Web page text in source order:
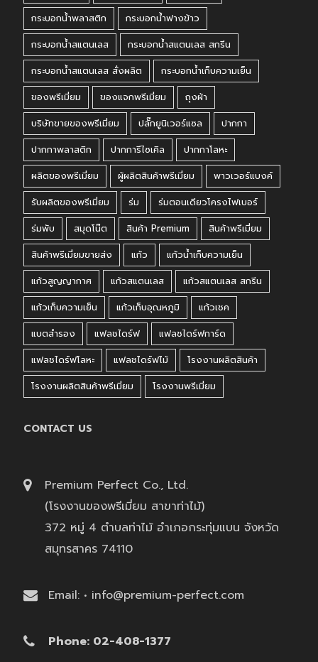
กระบอกน้ำพลาสติก
กระบอกน้ำฟางข้าว
กระบอกน้ำสแตนเลส
กระบอกน้ำสแตนเลส สกรีน
กระบอกน้ำสแตนเลส สั่งผลิต
กระบอกน้ำเก็บความเย็น
ของพรีเมี่ยม
ของแจกพรีเมี่ยม
ถุงผ้า
บริษัทขายของพรีเมี่ยม
ปลั๊กยูนิเวอร์แซล
ปากกา
ปากกาพลาสติก
ปากการีไซเคิล
ปากกาโลหะ
ผลิตของพรีเมี่ยม
ผู้ผลิตสินค้าพรีเมี่ยม
พาวเวอร์แบงค์
รับผลิตของพรีเมี่ยม
ร่ม
ร่มตอนเดียวโครงไฟเบอร์
ร่มพับ
สมุดโน๊ต สินค้า Premium
สินค้าพรีเมี่ยม
สินค้าพรีเมี่ยมขายส่ง
แก้ว
แก้วน้ำเก็บความเย็น
แก้วสูญญากาศ
แก้วสแตนเลส
แก้วสแตนเลส สกรีน
แก้วเก็บความเย็น
แก้วเก็บอุณหภูมิ
แก้วเชค
แบตสำรอง
แฟลชไดร์ฟ
แฟลชไดร์ฟการ์ด
แฟลชไดร์ฟโลหะ
แฟลชไดร์ฟไม้
โรงงานผลิตสินค้า
โรงงานผลิตสินค้าพรีเมี่ยม
โรงงานพรีเมี่ยม
CONTACT US
Premium Perfect Co., Ltd.
(โรงงานของพรีเมี่ยม สาขาท่าไม้)
372 หมู่ 4 ตำบลท่าไม้ อำเภอกระทุ่มแบน จังหวัด
สมุทรสาคร 74110
Email: • info@premium-perfect.com
Phone: 02-408-1377